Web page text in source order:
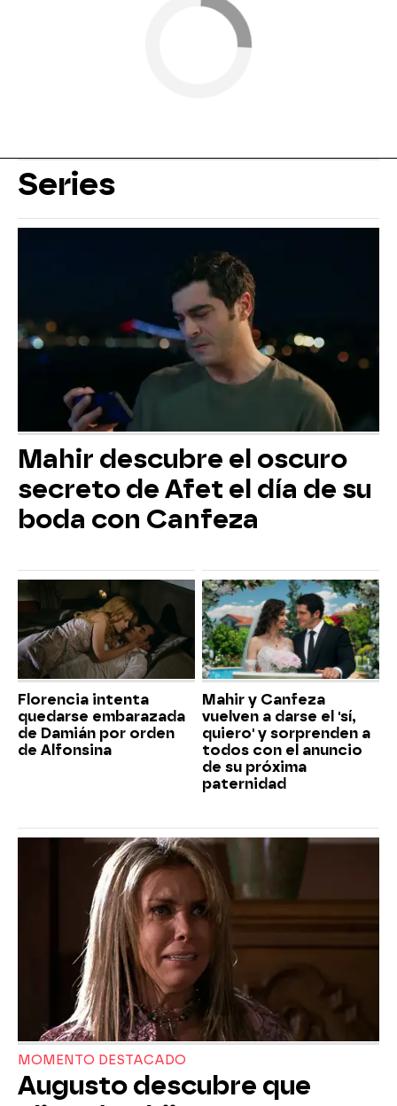
Series
Mahir descubre el oscuro
secreto de Afet el día de su
boda con Canfeza
Florencia intenta
quedarse embarazada
de Damián por orden
de Alfonsina
Mahir y Canfeza
vuelven a darse el 'sí,
quiero' y sorprenden a
todos con el anuncio
de su próxima
paternidad
MOMENTO DESTACADO
Augusto descubre que